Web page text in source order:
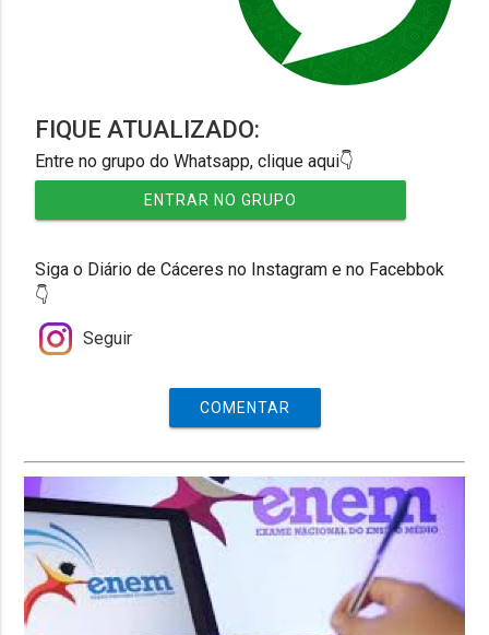
FIQUE ATUALIZADO:
Entre no grupo do Whatsapp, clique aqui👇
ENTRAR NO GRUPO
Siga o Diário de Cáceres no Instagram e no Facebbok
👇
Seguir
COMENTAR